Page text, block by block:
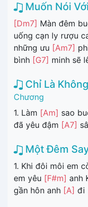
Muốn Nói
[Dm7] Màn đêm
uống cạn ly rượu
những ưu [Am7]
bình [G7] minh sẽ
Chỉ Là
Chương
1. Làm [Am] sao
đã yêu đậm [A7]
Một Đêm
1. Khi đôi môi em
em yêu [F#m] anh
gần hôn anh [A] đi